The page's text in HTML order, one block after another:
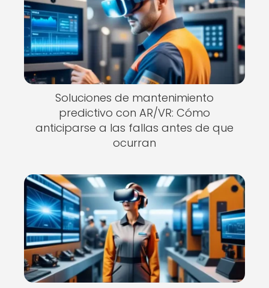
Soluciones de mantenimiento
predictivo con AR/VR: Cómo
anticiparse a las fallas antes de que
ocurran